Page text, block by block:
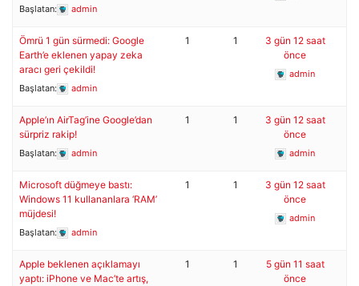
Başlatan: admin
Ömrü 1 gün sürmedi: Google
Earth’e eklenen yapay zeka
aracı geri çekildi!
Başlatan: admin
1 1
3 gün 12 saat
önce
admin
Apple’ın AirTag’ine Google’dan
sürpriz rakip!
Başlatan: admin
1 1
3 gün 12 saat
önce
admin
Microsoft düğmeye bastı:
Windows 11 kullananlara ‘RAM’
müjdesi!
Başlatan: admin
1 1
3 gün 12 saat
önce
admin
Apple beklenen açıklamayı
yaptı: iPhone ve Mac’te artış,
1 1
5 gün 11 saat
önce